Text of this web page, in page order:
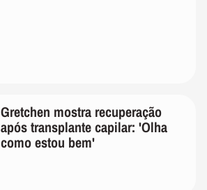
Gretchen mostra recuperação
após transplante capilar: 'Olha
como estou bem'